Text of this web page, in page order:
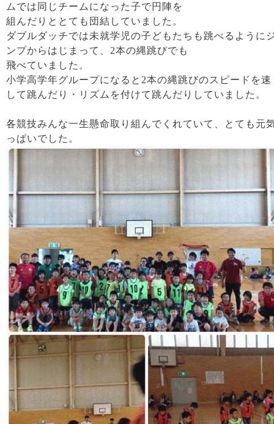
ムでは同じチームになった子で円陣を
組んだりととても団結していました。
ダブルダッチでは未就学児の子どもたちも跳べるように
ンプからはじまって、2本の縄跳びでも
飛べていました。
小学高学年グループになると2本の縄跳びのスピードを速
して跳んだり・リズムを付けて跳んだりしていました。
各競技みんな一生懸命取り組んでくれていて、とても元
っぱいでした。